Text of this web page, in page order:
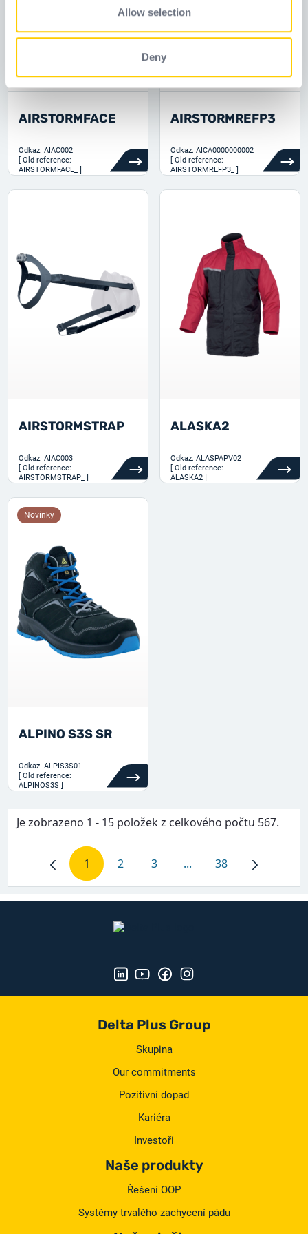
provided to them or that they’ve collected from your use
Allow selection
Deny
AIRSTORMFACE
Odkaz. AIAC002
[ Old reference:
AIRSTORMFACE_ ]
AIRSTORMREFP3
Odkaz. AICA0000000002
[ Old reference:
AIRSTORMREFP3_ ]
AIRSTORMSTRAP
Odkaz. AIAC003
[ Old reference:
AIRSTORMSTRAP_ ]
ALASKA2
Odkaz. ALASPAPV02
[ Old reference:
ALASKA2 ]
Novinky
ALPINO S3S SR
Odkaz. ALPIS3S01
[ Old reference:
ALPINOS3S ]
Je zobrazeno 1 - 15 položek z celkového počtu 567.
Stránka
1 Stránka
2 Stránka
3 ...Intermediate Pages
Stránka
38
Delta Plus Group
Skupina
Our commitments
Pozitivní dopad
Kariéra
Investoři
Naše produkty
Řešení OOP
Systémy trvalého zachycení pádu